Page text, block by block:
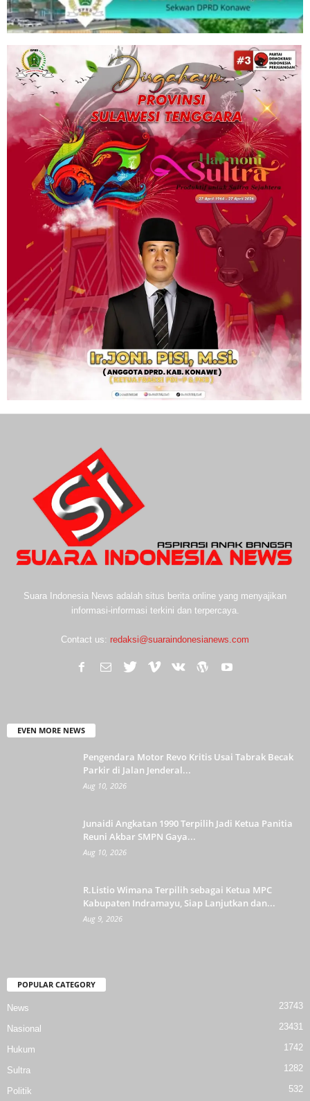
Suara Indonesia News adalah situs berita online yang menyajikan
informasi-informasi terkini dan terpercaya.
Contact us: redaksi@suaraindonesianews.com
EVEN MORE NEWS
Pengendara Motor Revo Kritis Usai Tabrak Becak
Parkir di Jalan Jenderal...
Aug 10, 2026
Junaidi Angkatan 1990 Terpilih Jadi Ketua Panitia
Reuni Akbar SMPN Gaya...
Aug 10, 2026
R.Listio Wimana Terpilih sebagai Ketua MPC
Kabupaten Indramayu, Siap Lanjutkan dan...
Aug 9, 2026
POPULAR CATEGORY
News 23743
Nasional 23431
Hukum 1742
Sultra 1282
Politik 532